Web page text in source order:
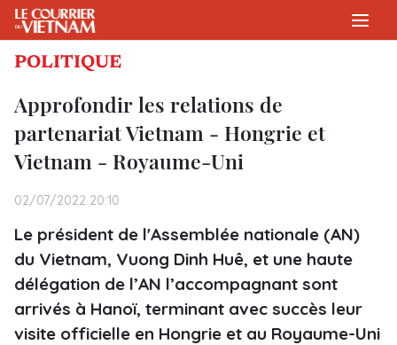
POLITIQUE
Approfondir les relations de
partenariat Vietnam - Hongrie et
Vietnam - Royaume-Uni
02/07/2022 20:10
Le président de l'Assemblée nationale (AN)
du Vietnam, Vuong Dinh Huê, et une haute
délégation de l’AN l’accompagnant sont
arrivés à Hanoï, terminant avec succès leur
visite officielle en Hongrie et au Royaume-Uni